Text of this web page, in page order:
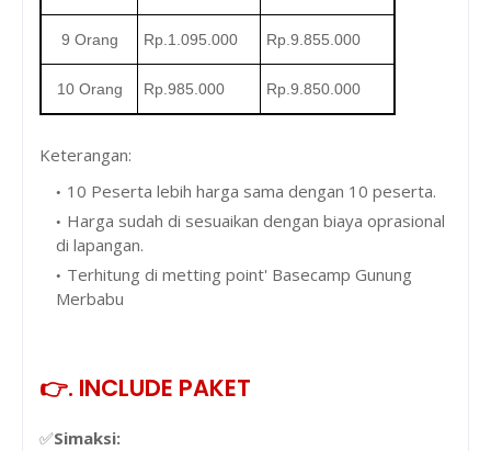
9 Orang Rp.1.095.000 Rp.9.855.000
10 Orang Rp.985.000 Rp.9.850.000
Keterangan:
10 Peserta lebih harga sama dengan 10 peserta.
Harga sudah di sesuaikan dengan biaya oprasional
di lapangan.
Terhitung di metting point' Basecamp Gunung
Merbabu
👉. INCLUDE PAKET
✅Simaksi: